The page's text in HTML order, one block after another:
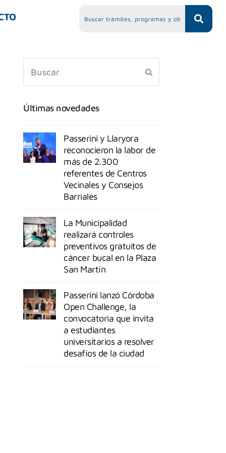
Últimas novedades
Passerini y Llaryora
reconocieron la labor de
más de 2.300
referentes de Centros
Vecinales y Consejos
Barriales
La Municipalidad
realizará controles
preventivos gratuitos de
cáncer bucal en la Plaza
San Martín
Passerini lanzó Córdoba
Open Challenge, la
convocatoria que invita
a estudiantes
universitarios a resolver
desafíos de la ciudad